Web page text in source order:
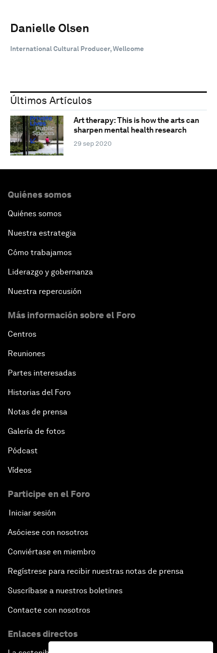
Danielle Olsen
International Cultural Producer, Wellcome
Últimos Artículos
Art therapy: This is how the arts can
sharpen mental health research
29 sep 2020
Quiénes somos
Quiénes somos
Nuestra estrategia
Cómo trabajamos
Liderazgo y gobernanza
Nuestra repercusión
Más información sobre el Foro
Centros
Reuniones
Partes interesadas
Historias del Foro
Notas de prensa
Galería de fotos
Pódcast
Vídeos
Participe en el Foro
Iniciar sesión
Asóciese con nosotros
Conviértase en miembro
Regístrese para recibir nuestras notas de prensa
Suscríbase a nuestros boletines
Contacte con nosotros
Enlaces directos